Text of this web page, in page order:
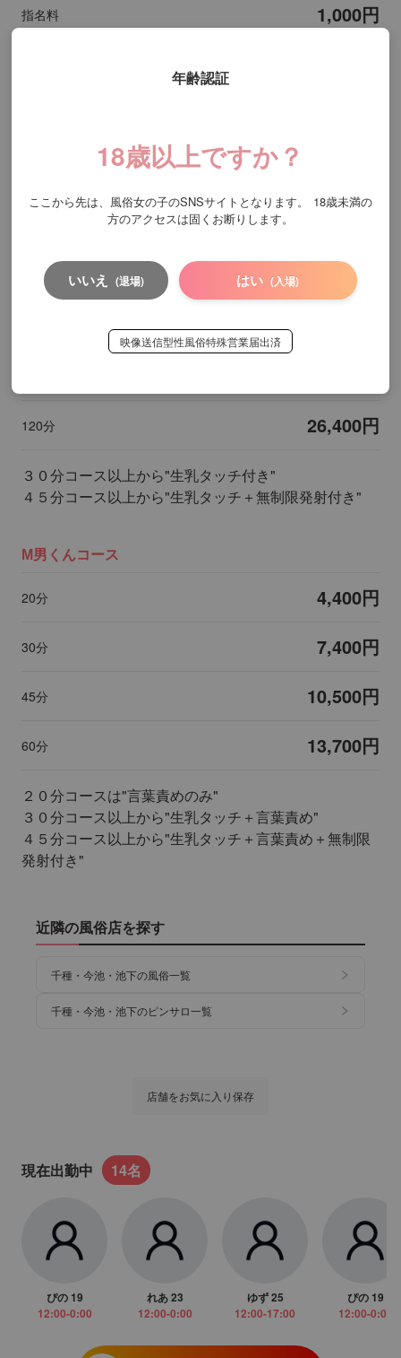
現在出勤中 14名
ぴの 19
12:00-0:00
れあ23
12:00-0:00
ゆず25
12:00-17:00
ぴの 19
12:00-0:00
指名料 1,000円
45分 9,900円
120分 26,400円
３０分コース以上から"生乳タッチ付き"
４５分コース以上から"生乳タッチ＋無制限発射付き"
М男くんコース
20分 4,400円
30分 7,400円
45分 10,500円
60分 13,700円
２０分コースは"言葉責めのみ"
３０分コース以上から"生乳タッチ＋言葉責め"
４５分コース以上から"生乳タッチ＋言葉責め＋無制限
発射付き"
近隣の風俗店を探す
千種・今池・池下の風俗一覧
千種・今池・池下のピンサロ一覧
店舗をお気に入り保存
年齢認証
18歳以上ですか？
ここから先は、風俗女の子のSNSサイトとなります。
18歳未満の
方のアクセスは固くお断りします。
いいえ (退場) はい (入場)
映像送信型性風俗特殊営業届出済